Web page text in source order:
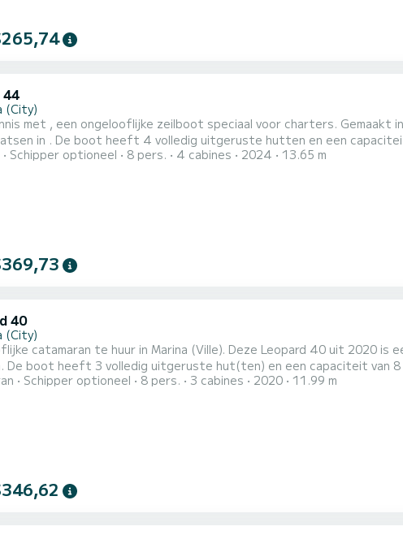
(City)
met , een ongelooflijke zeilboot speciaal voor charters. Gemaakt
een capaciteit van 8 personen. Met een totale lengte van 14
uw beste bondgenoot om een uitzonderlijke vakantie op het water door te
Schipper optioneel 8 pers. 4 cabines 2024 13.65 m
40
(City)
catamaran te huur in Marina (Ville). Deze Leopard 40 uit 2020 is
is
bondgenoot om een uitzonderlijke vakantie op het water door te
Schipper optioneel 8 pers. 3 cabines 2020 11.99 m